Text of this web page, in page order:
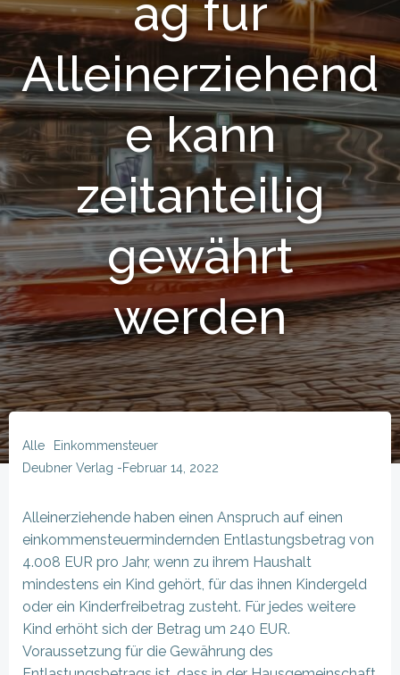
ag für
Alleinerziehend
e kann
zeitanteilig
gewährt
werden
Alle
Einkommensteuer
Deubner Verlag -Februar 14, 2022
Alleinerziehende haben einen Anspruch auf einen
einkommensteuermindernden Entlastungsbetrag von
4.008 EUR pro Jahr, wenn zu ihrem Haushalt
mindestens ein Kind gehört, für das ihnen Kindergeld
oder ein Kinderfreibetrag zusteht. Für jedes weitere
Kind erhöht sich der Betrag um 240 EUR.
Voraussetzung für die Gewährung des